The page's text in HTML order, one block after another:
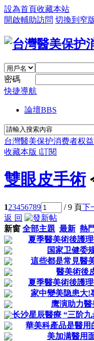
設為首頁收藏本站
開啟輔助訪問 切換到窄
密碼
快捷導航
論壇BBS
台灣醫美保护消费者权
收藏本版 |訂閱
雙眼皮手術
123456789 / 9 頁下
返 回
新窗 全部主題 最新 熱
夏季醫美術後護
国家卫健委
這些都是常見醫
醫美術後
夏季醫美術後護
家中變美隐患大!
鹰演助力
长沙星辰醫療 “三阶
華美科產品是醫用
美加满醫用